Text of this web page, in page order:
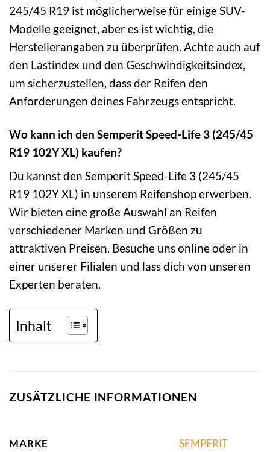
245/45 R19 ist möglicherweise für einige SUV-
Modelle geeignet, aber es ist wichtig, die
Herstellerangaben zu überprüfen. Achte auch auf
den Lastindex und den Geschwindigkeitsindex,
um sicherzustellen, dass der Reifen den
Anforderungen deines Fahrzeugs entspricht.
Wo kann ich den Semperit Speed-Life 3 (245/45
R19 102Y XL) kaufen?
Du kannst den Semperit Speed-Life 3 (245/45
R19 102Y XL) in unserem Reifenshop erwerben.
Wir bieten eine große Auswahl an Reifen
verschiedener Marken und Größen zu
attraktiven Preisen. Besuche uns online oder in
einer unserer Filialen und lass dich von unseren
Experten beraten.
Inhalt
ZUSÄTZLICHE INFORMATIONEN
MARKE SEMPERIT